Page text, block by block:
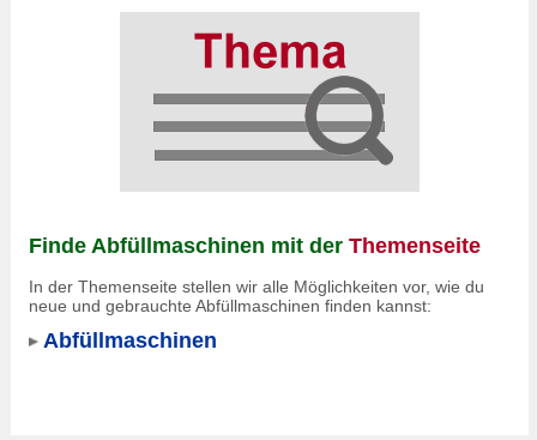
Finde Abfüllmaschinen mit der Themenseite
In der Themenseite stellen wir alle Möglichkeiten vor, wie du
neue und gebrauchte Abfüllmaschinen finden kannst:
Abfüllmaschinen